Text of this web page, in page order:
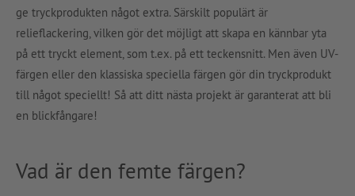
ge tryckprodukten något extra. Särskilt populärt är
relieflackering, vilken gör det möjligt att skapa en kännbar yta
på ett tryckt element, som t.ex. på ett teckensnitt. Men även UV-
färgen eller den klassiska speciella färgen gör din tryckprodukt
till något speciellt! Så att ditt nästa projekt är garanterat att bli
en blickfångare!
Vad är den femte färgen?